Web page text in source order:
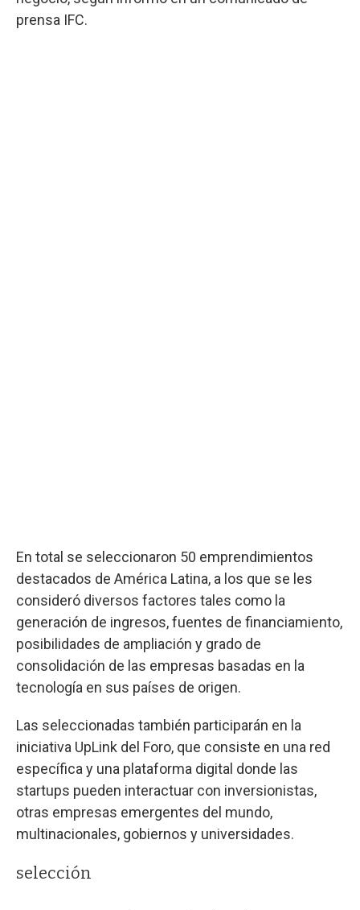
prensa IFC.
En total se seleccionaron 50 emprendimientos
destacados de América Latina, a los que se les
consideró diversos factores tales como la
generación de ingresos, fuentes de financiamiento,
posibilidades de ampliación y grado de
consolidación de las empresas basadas en la
tecnología en sus países de origen.
Las seleccionadas también participarán en la
iniciativa UpLink del Foro, que consiste en una red
específica y una plataforma digital donde las
startups pueden interactuar con inversionistas,
otras empresas emergentes del mundo,
multinacionales, gobiernos y universidades.
selección